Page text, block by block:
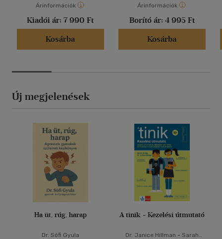
Árinformációk
Kiadói ár: 7 990 Ft
Kosárba
Árinformációk
Borító ár: 4 995 Ft
Kosárba
Új megjelenések
Ha üt, rúg, harap
Dr. Sófi Gyula
A tinik - Kezelési útmutató
Dr. Janice Hillman - Sarah